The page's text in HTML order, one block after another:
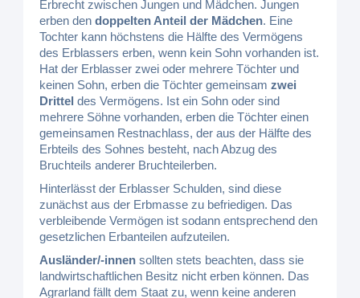
Erbrecht zwischen Jungen und Mädchen. Jungen
erben dendoppelten Anteil der Mädchen. Eine
Tochter kann höchstens die Hälfte des Vermögens
des Erblassers erben, wenn kein Sohn vorhanden ist.
Hat der Erblasser zwei oder mehrere Töchter und
keinen Sohn, erben die Töchter gemeinsamzwei
Drittel des Vermögens. Ist ein Sohn oder sind
mehrere Söhne vorhanden, erben die Töchter einen
gemeinsamen Restnachlass, der aus der Hälfte des
Erbteils des Sohnes besteht, nach Abzug des
Bruchteils anderer Bruchteilerben.
Hinterlässt der Erblasser Schulden, sind diese
zunächst aus der Erbmasse zu befriedigen. Das
verbleibende Vermögen ist sodann entsprechend den
gesetzlichen Erbanteilen aufzuteilen.
Ausländer/-innen sollten stets beachten, dass sie
landwirtschaftlichen Besitz nicht erben können. Das
Agrarland fällt dem Staat zu, wenn keine anderen